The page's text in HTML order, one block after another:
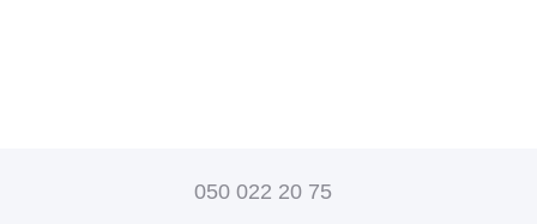
050 022 20 75